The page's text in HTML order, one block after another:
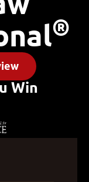
®
Win